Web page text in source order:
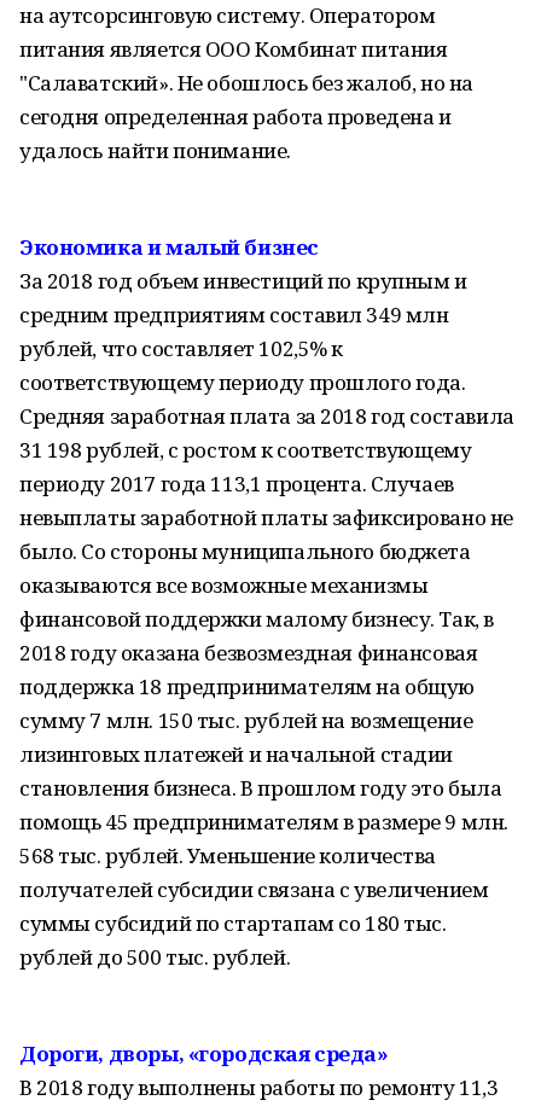
на аутсорсинговую систему. Оператором
питания является ООО Комбинат питания
"Салаватский». Не обошлось без жалоб, но на
сегодня определенная работа проведена и
удалось найти понимание.
Экономика и малый бизнес
За 2018 год объем инвестиций по крупным и
средним предприятиям составил 349 млн
рублей, что составляет 102,5% к
соответствующему периоду прошлого года.
Средняя заработная плата за 2018 год составила
31 198 рублей, с ростом к соответствующему
периоду 2017 года 113,1 процента. Случаев
невыплаты заработной платы зафиксировано не
было. Со стороны муниципального бюджета
оказываются все возможные механизмы
финансовой поддержки малому бизнесу. Так, в
2018 году оказана безвозмездная финансовая
поддержка 18 предпринимателям на общую
сумму 7 млн. 150 тыс. рублей на возмещение
лизинговых платежей и начальной стадии
становления бизнеса. В прошлом году это была
помощь 45 предпринимателям в размере 9 млн.
568 тыс. рублей. Уменьшение количества
получателей субсидии связана с увеличением
суммы субсидий по стартапам со 180 тыс.
рублей до 500 тыс. рублей.
Дороги, дворы, «городская среда»
В 2018 году выполнены работы по ремонту 11,3